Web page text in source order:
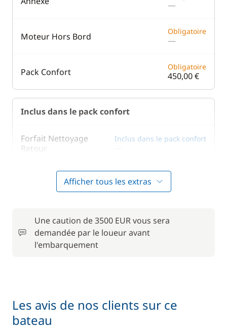
—
Moteur Hors Bord Obligatoire
—
Pack Confort Obligatoire
450,00 €
Inclus dans le pack confort
Forfait Nettoyage
Retour
Inclus dans le pack confort
Inclus dans le pack confort
—
Serviettes —
Filet de sécurité
Afficher tous les extras
Une caution de 3500 EUR vous sera
demandée par le loueur avant
l'embarquement
Les avis de nos clients sur ce
bateau